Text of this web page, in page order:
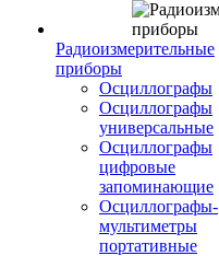
Радиоизмерительные
приборы
Осциллографы
Осциллографы
универсальные
Осциллографы
цифровые
запоминающие
Осциллографы-
мультиметры
портативные